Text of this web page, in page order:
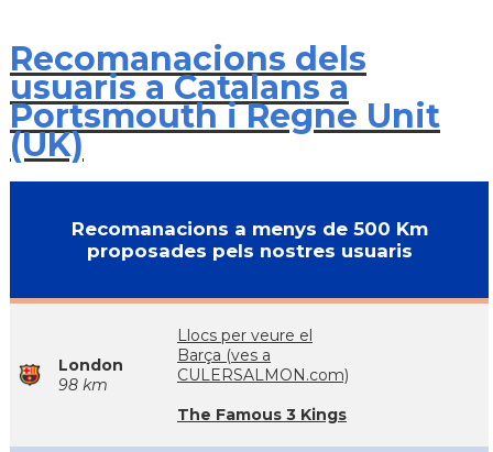
Recomanacions dels
usuaris a Catalans a
Portsmouth i Regne Unit
(UK)
Recomanacions a menys de 500 Km
proposades pels nostres usuaris
London
98 km
Llocs per veure el
Barça (ves a
CULERSALMON.com)
The Famous 3 Kings